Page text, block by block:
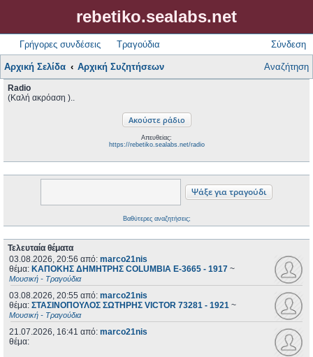
rebetiko.sealabs.net
Γρήγορες συνδέσεις Τραγούδια Σύνδεση
Αρχική Σελίδα Αρχική Συζητήσεων Αναζήτηση
Radio
(Καλή ακρόαση )..
Απευθείας:
https://rebetiko.sealabs.net/radio
Βαθύτερες αναζητήσεις;
Τελευταία θέματα
03.08.2026, 20:56 από: marco21nis
θέμα: ΚΑΠΟΚΗΣ ΔΗΜΗΤΡΗΣ COLUMBIA E-3665 - 1917 ~
Μουσική - Τραγούδια
03.08.2026, 20:55 από: marco21nis
θέμα: ΣΤΑΣΙΝΟΠΟΥΛΟΣ ΣΩΤΗΡΗΣ VICTOR 73281 - 1921 ~
Μουσική - Τραγούδια
21.07.2026, 16:41 από: marco21nis
θέμα: